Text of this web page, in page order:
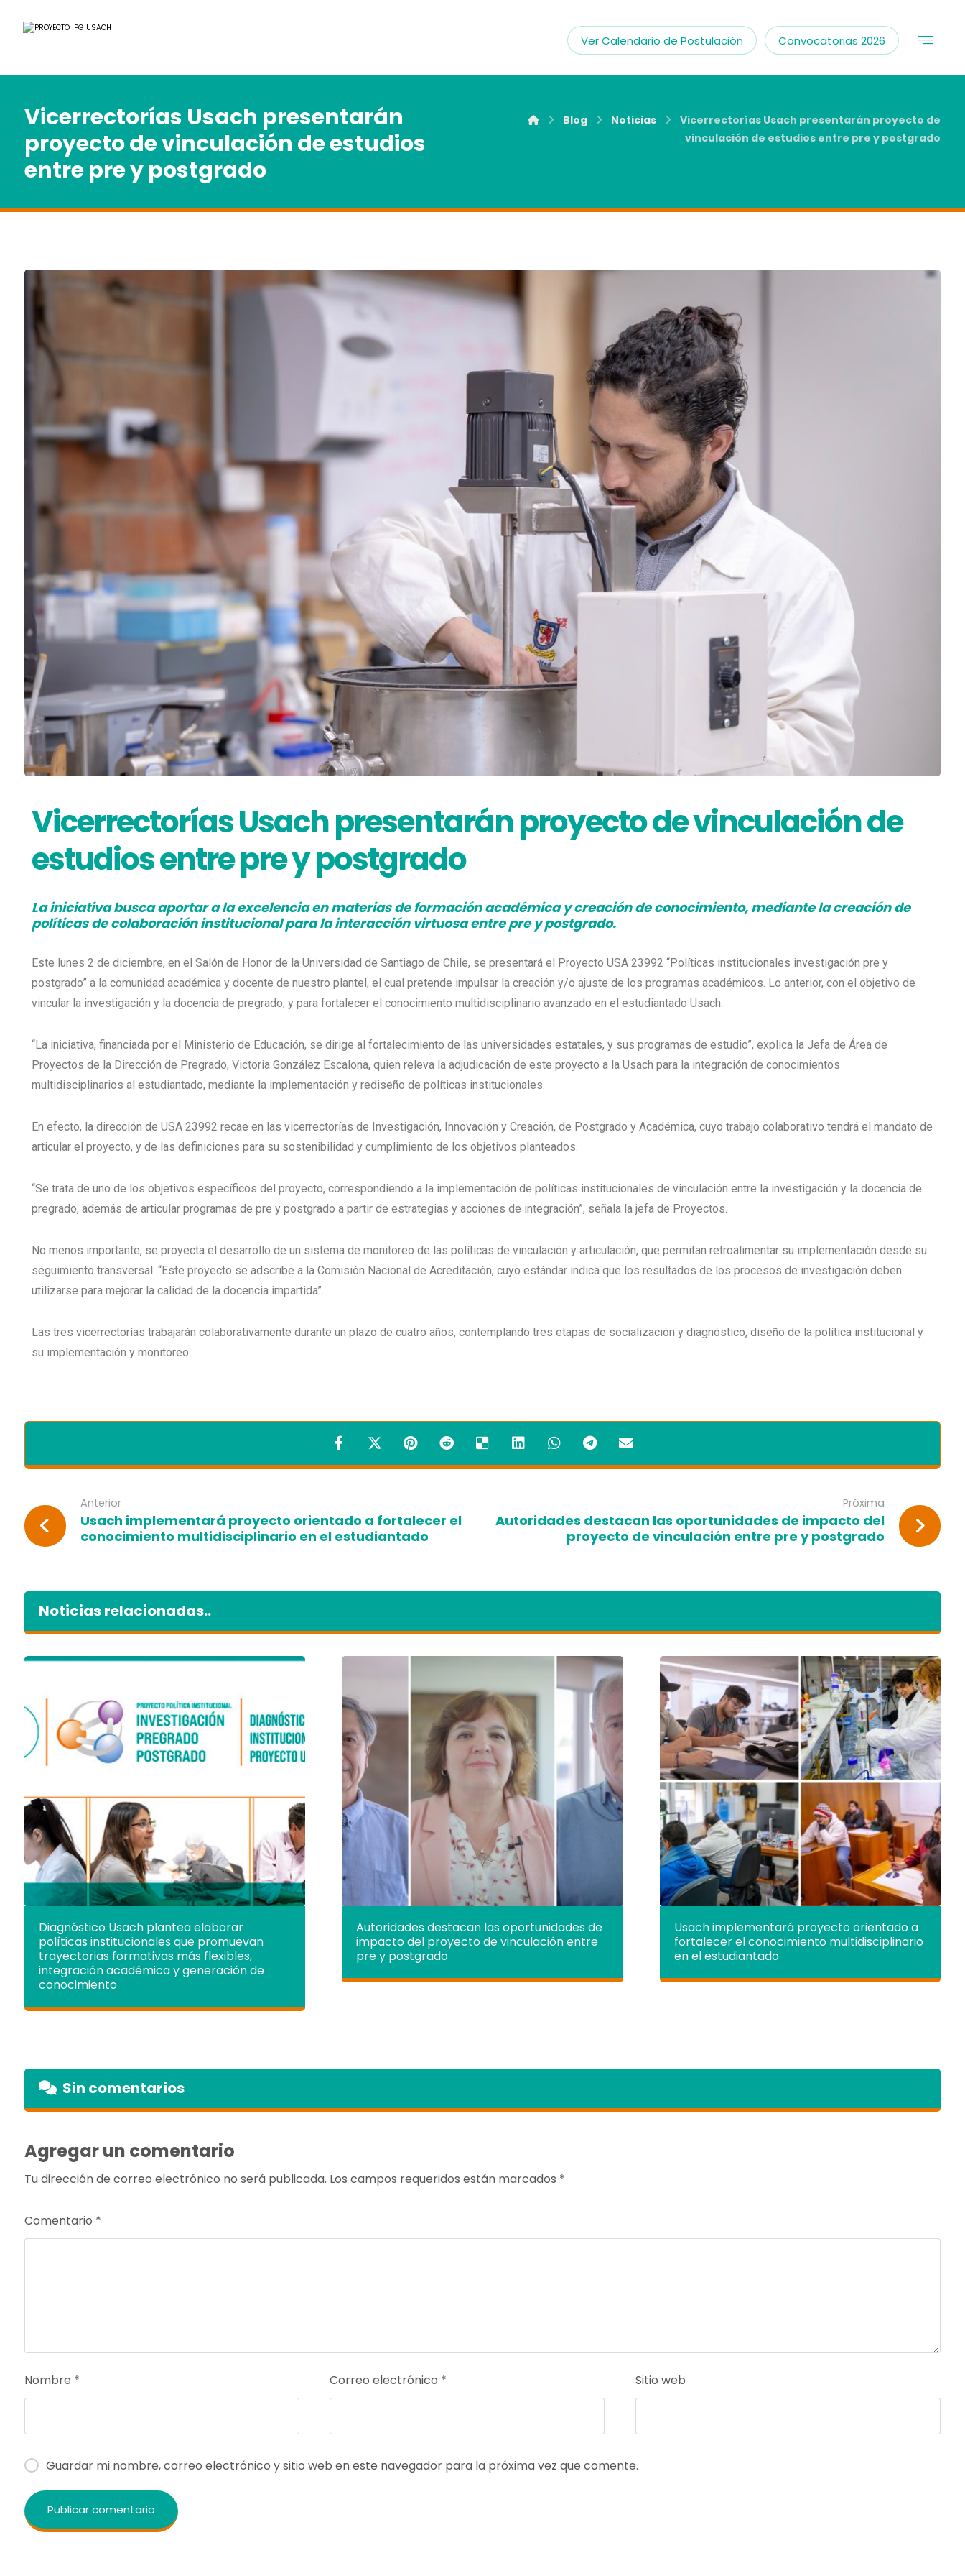
Convocatorias 2026
Ver Calendario de Postulación
Vicerrectorías Usach presentarán
proyecto de vinculación de estudios
entre pre y postgrado
Blog Noticias
Vicerrectorías Usach presentarán proyecto de
vinculación de estudios entre pre y postgrado
Vicerrectorías Usach presentarán proyecto de vinculación de
estudios entre pre y postgrado
La iniciativa busca aportar a la excelencia en materias de formación académica y creación de conocimiento, mediante la creación de
políticas de colaboración institucional para la interacción virtuosa entre pre y postgrado.
Este lunes 2 de diciembre, en el Salón de Honor de la Universidad de Santiago de Chile, se presentará el Proyecto USA 23992 “Políticas institucionales investigación pre y
postgrado” a la comunidad académica y docente de nuestro plantel, el cual pretende impulsar la creación y/o ajuste de los programas académicos. Lo anterior, con el objetivo de
vincular la investigación y la docencia de pregrado, y para fortalecer el conocimiento multidisciplinario avanzado en el estudiantado Usach.
“La iniciativa, financiada por el Ministerio de Educación, se dirige al fortalecimiento de las universidades estatales, y sus programas de estudio”, explica la Jefa de Área de
Proyectos de la Dirección de Pregrado, Victoria González Escalona, quien releva la adjudicación de este proyecto a la Usach para la integración de conocimientos
multidisciplinarios al estudiantado, mediante la implementación y rediseño de políticas institucionales.
En efecto, la dirección de USA 23992 recae en las vicerrectorías de Investigación, Innovación y Creación, de Postgrado y Académica, cuyo trabajo colaborativo tendrá el mandato de
articular el proyecto, y de las definiciones para su sostenibilidad y cumplimiento de los objetivos planteados.
“Se trata de uno de los objetivos específicos del proyecto, correspondiendo a la implementación de políticas institucionales de vinculación entre la investigación y la docencia de
pregrado, además de articular programas de pre y postgrado a partir de estrategias y acciones de integración”, señala la jefa de Proyectos.
No menos importante, se proyecta el desarrollo de un sistema de monitoreo de las políticas de vinculación y articulación, que permitan retroalimentar su implementación desde su
seguimiento transversal. “Este proyecto se adscribe a la Comisión Nacional de Acreditación, cuyo estándar indica que los resultados de los procesos de investigación deben
utilizarse para mejorar la calidad de la docencia impartida”.
Las tres vicerrectorías trabajarán colaborativamente durante un plazo de cuatro años, contemplando tres etapas de socialización y diagnóstico, diseño de la política institucional y
su implementación y monitoreo.
Anterior
Usach implementará proyecto orientado a fortalecer el
conocimiento multidisciplinario en el estudiantado
Próxima
Autoridades destacan las oportunidades de impacto del
proyecto de vinculación entre pre y postgrado
Noticias relacionadas..
Diagnóstico Usach plantea elaborar
políticas institucionales que promuevan
trayectorias formativas más flexibles,
integración académica y generación de
conocimiento
Autoridades destacan las oportunidades de
impacto del proyecto de vinculación entre
pre y postgrado
Usach implementará proyecto orientado a
fortalecer el conocimiento multidisciplinario
en el estudiantado
Sin comentarios
Agregar un comentario
Tu dirección de correo electrónico no será publicada. Los campos requeridos están marcados *
Comentario *
Nombre * Correo electrónico * Sitio web
Guardar mi nombre, correo electrónico y sitio web en este navegador para la próxima vez que comente.
Publicar comentario